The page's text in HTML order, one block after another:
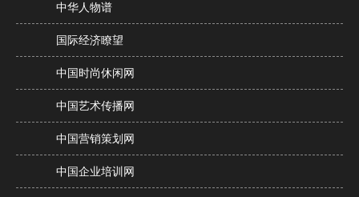
中华人物谱
国际经济瞭望
中国时尚休闲网
中国艺术传播网
中国营销策划网
中国企业培训网